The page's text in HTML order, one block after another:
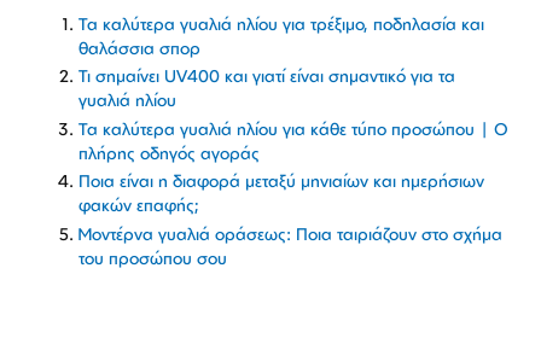
Τα καλύτερα γυαλιά ηλίου για τρέξιμο, ποδηλασία και
θαλάσσια σπορ
Τι σημαίνει UV400 και γιατί είναι σημαντικό για τα
γυαλιά ηλίου
Τα καλύτερα γυαλιά ηλίου για κάθε τύπο προσώπου | Ο
πλήρης οδηγός αγοράς
Ποια είναι η διαφορά μεταξύ μηνιαίων και ημερήσιων
φακών επαφής;
Μοντέρνα γυαλιά οράσεως: Ποια ταιριάζουν στο σχήμα
του προσώπου σου